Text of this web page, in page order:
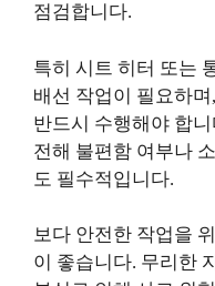
점검합니다.
특히 시트 히터 또는
배선 작업이 필요하
반드시 수행해야 합
전해 불편함 여부나
도 필수적입니다.
보다 안전한 작업을
이 좋습니다. 무리한